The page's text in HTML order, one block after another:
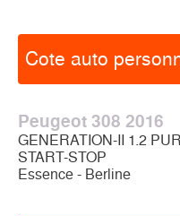
Cote auto
Peugeot 308 2016
GENERATION-II 1.2
START-STOP
Essence - Berline